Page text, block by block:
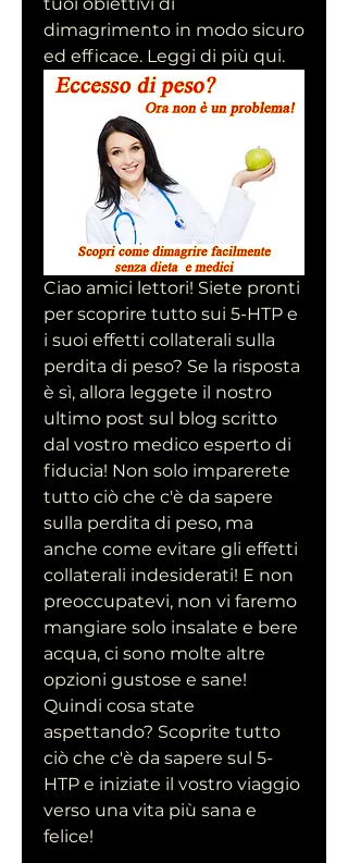
dimagrimento in modo sicuro
ed efficace. Leggi di più qui.
Ciao amici lettori! Siete pronti
per scoprire tutto sui 5-HTP e
i suoi effetti collaterali sulla
perdita di peso? Se la risposta
è sì, allora leggete il nostro
ultimo post sul blog scritto
dal vostro medico esperto di
fiducia! Non solo imparerete
tutto ciò che c'è da sapere
sulla perdita di peso, ma
anche come evitare gli effetti
collaterali indesiderati! E non
preoccupatevi, non vi faremo
mangiare solo insalate e bere
acqua, ci sono molte altre
opzioni gustose e sane!
Quindi cosa state
aspettando? Scoprite tutto
ciò che c'è da sapere sul 5-
HTP e iniziate il vostro viaggio
verso una vita più sana e
felice!